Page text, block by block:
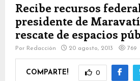
Recibe recursos
presidente de
rescate de espacios
Por Redacción 20 agosto, 2013 769
COMPARTE! 0